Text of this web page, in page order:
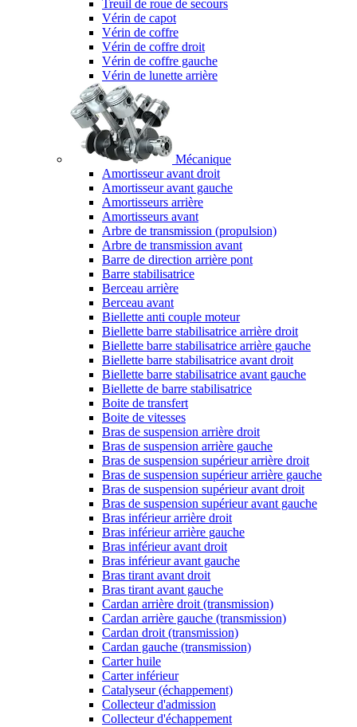
Treuil de roue de secours
Vérin de capot
Vérin de coffre
Vérin de coffre droit
Vérin de coffre gauche
Vérin de lunette arrière
Mécanique
Amortisseur avant droit
Amortisseur avant gauche
Amortisseurs arrière
Amortisseurs avant
Arbre de transmission (propulsion)
Arbre de transmission avant
Barre de direction arrière pont
Barre stabilisatrice
Berceau arrière
Berceau avant
Biellette anti couple moteur
Biellette barre stabilisatrice arrière droit
Biellette barre stabilisatrice arrière gauche
Biellette barre stabilisatrice avant droit
Biellette barre stabilisatrice avant gauche
Biellette de barre stabilisatrice
Boite de transfert
Boite de vitesses
Bras de suspension arrière droit
Bras de suspension arrière gauche
Bras de suspension supérieur arrière droit
Bras de suspension supérieur arrière gauche
Bras de suspension supérieur avant droit
Bras de suspension supérieur avant gauche
Bras inférieur arrière droit
Bras inférieur arrière gauche
Bras inférieur avant droit
Bras inférieur avant gauche
Bras tirant avant droit
Bras tirant avant gauche
Cardan arrière droit (transmission)
Cardan arrière gauche (transmission)
Cardan droit (transmission)
Cardan gauche (transmission)
Carter huile
Carter inférieur
Catalyseur (échappement)
Collecteur d'admission
Collecteur d'échappement